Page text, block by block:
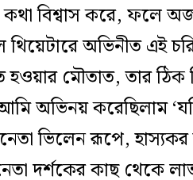
কথা বিশ্বাস করে, ফলে
অভিনীত এই
হওয়ার মৌতাত, তার ঠিক
অভিনয় করেছিলাম
ভিলেন রূপে,
দর্শকের কাছ থেকে